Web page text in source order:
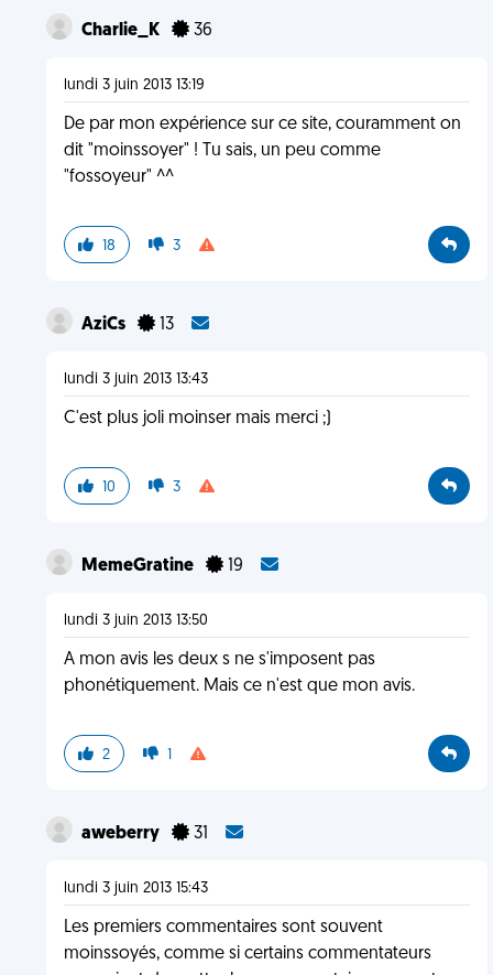
Charlie_K 36
lundi 3 juin 2013 13:19
De par mon expérience sur ce site, couramment on
dit "moinssoyer" ! Tu sais, un peu comme
"fossoyeur" ^^
18 3
AziCs 13
lundi 3 juin 2013 13:43
C'est plus joli moinser mais merci ;)
10 3
MemeGratine 19
lundi 3 juin 2013 13:50
A mon avis les deux s ne s'imposent pas
phonétiquement. Mais ce n'est que mon avis.
2 1
aweberry 31
lundi 3 juin 2013 15:43
Les premiers commentaires sont souvent
moinssoyés, comme si certains commentateurs